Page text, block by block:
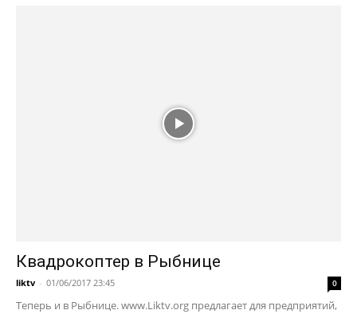
Квадрокоптер в Рыбнице
liktv - 01/06/2017 23:45 0
Теперь и в Рыбнице. www.Liktv.org предлагает для предприятий,